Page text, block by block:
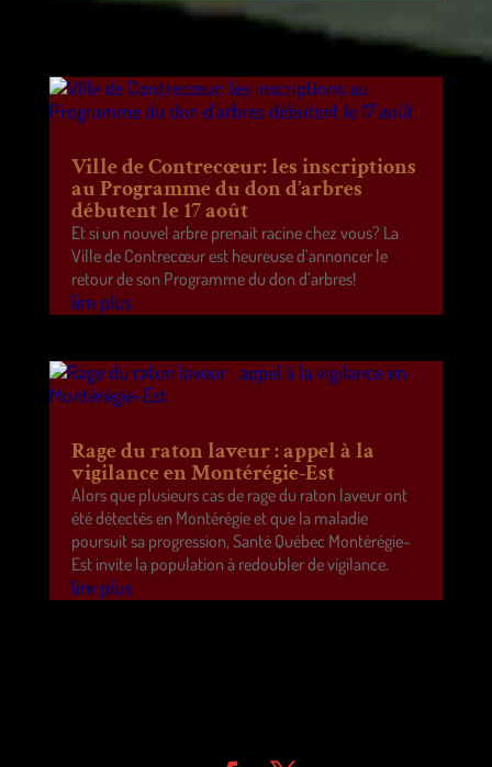
Ville de Contrecœur: les inscriptions
au Programme du don d’arbres
débutent le 17 août
Et si un nouvel arbre prenait racine chez vous? La
Ville de Contrecœur est heureuse d’annoncer le
retour de son Programme du don d’arbres!
lire plus
Rage du raton laveur : appel à la
vigilance en Montérégie-Est
Alors que plusieurs cas de rage du raton laveur ont
été détectés en Montérégie et que la maladie
poursuit sa progression, Santé Québec Montérégie-
Est invite la population à redoubler de vigilance.
lire plus